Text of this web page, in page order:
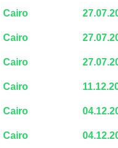
Cairo
Cairo
Cairo
Cairo
Cairo
Cairo